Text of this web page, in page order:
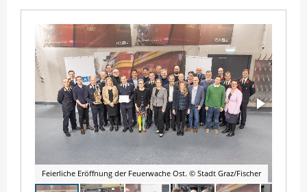
Feierliche Eröffnung der Feuerwache Ost. © Stadt Graz/Fischer